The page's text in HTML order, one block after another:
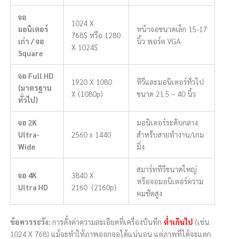
จอ
มอนิเตอร์
เก่า / จอ
Square
1024 X
768$ หรือ 1280
X 1024$
หน้าจอขนาดเล็ก 15-17
นิ้ว พอร์ต VGA
จอ Full HD
(มาตรฐาน
ทั่วไป)
1920 X 1080
X (1080p)
ทีวีและมอนิเตอร์ทั่วไป
ขนาด 21.5 – 40 นิ้ว
จอ 2K
Ultra-
Wide
2560 x 1440
มอนิเตอร์ระดับกลาง
สำหรับสายทำงาน/เกม
มิ่ง
จอ 4K
Ultra HD
3840 X
2160(2160p)
สมาร์ททีวีขนาดใหญ่
หรือจอมอนิเตอร์ความ
คมชัดสูง
ข้อควรระวัง: การตั้งค่าความละเอียดที่เครื่องบันทึก ต่ำเกินไป (เช่น
1024 X 768) แม้จะทำให้ภาพออกจอได้แน่นอน แต่ภาพที่ได้จะแตก